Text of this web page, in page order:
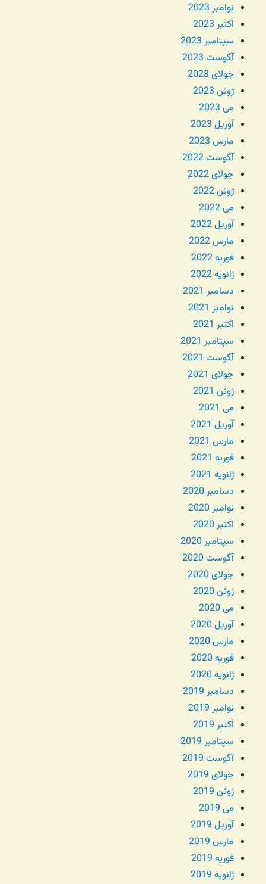
نوامبر 2023
اکتبر 2023
سپتامبر 2023
آگوست 2023
جولای 2023
ژوئن 2023
می 2023
آوریل 2023
مارس 2023
آگوست 2022
جولای 2022
ژوئن 2022
می 2022
آوریل 2022
مارس 2022
فوریه 2022
ژانویه 2022
دسامبر 2021
نوامبر 2021
اکتبر 2021
سپتامبر 2021
آگوست 2021
جولای 2021
ژوئن 2021
می 2021
آوریل 2021
مارس 2021
فوریه 2021
ژانویه 2021
دسامبر 2020
نوامبر 2020
اکتبر 2020
سپتامبر 2020
آگوست 2020
جولای 2020
ژوئن 2020
می 2020
آوریل 2020
مارس 2020
فوریه 2020
ژانویه 2020
دسامبر 2019
نوامبر 2019
اکتبر 2019
سپتامبر 2019
آگوست 2019
جولای 2019
ژوئن 2019
می 2019
آوریل 2019
مارس 2019
فوریه 2019
ژانویه 2019